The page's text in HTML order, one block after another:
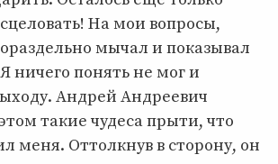
На мои вопросы,
мычал и показывал
ничего понять не мог и
Андрей Андреевич
такие чудеса прыти, что
меня. Оттолкнув в сторону, он